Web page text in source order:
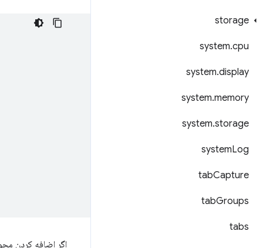
storage
system.cpu
system.display
system.memory
system.storage
systemLog
tabCapture
tabGroups
tabs
اگر اضافه کردن